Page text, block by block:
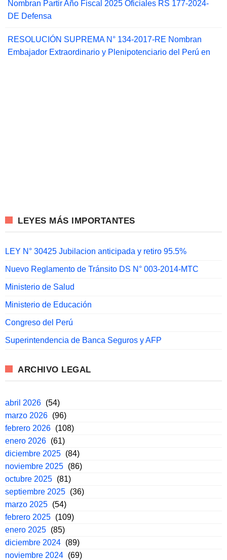
Nombran Partir Año Fiscal 2025 Oficiales RS 177-2024-
DE Defensa
RESOLUCIÓN SUPREMA N° 134-2017-RE Nombran
Embajador Extraordinario y Plenipotenciario del Perú en
LEYES MÁS IMPORTANTES
LEY N° 30425 Jubilacion anticipada y retiro 95.5%
Nuevo Reglamento de Tránsito DS N° 003-2014-MTC
Ministerio de Salud
Ministerio de Educación
Congreso del Perú
Superintendencia de Banca Seguros y AFP
ARCHIVO LEGAL
abril 2026 (54)
marzo 2026 (96)
febrero 2026 (108)
enero 2026 (61)
diciembre 2025 (84)
noviembre 2025 (86)
octubre 2025 (81)
septiembre 2025 (36)
marzo 2025 (54)
febrero 2025 (109)
enero 2025 (85)
diciembre 2024 (89)
noviembre 2024 (69)